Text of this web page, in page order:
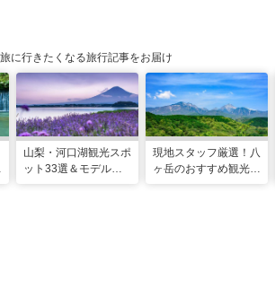
旅に行きたくなる旅行記事をお届け
山梨・河口湖観光スポ
ット33選＆モデルコ
現地スタッフ厳選！八
ヶ岳のおすすめ観光ス